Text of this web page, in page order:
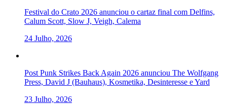
Festival do Crato 2026 anunciou o cartaz final com Delfins,
Calum Scott, Slow J, Veigh, Calema
24 Julho, 2026
Post Punk Strikes Back Again 2026 anunciou The Wolfgang
Press, David J (Bauhaus), Kosmetika, Desinteresse e Yard
23 Julho, 2026